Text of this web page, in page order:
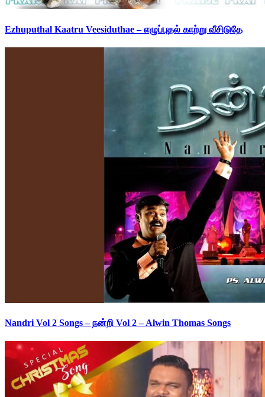
Ezhuputhal Kaatru Veesiduthae – எழுப்புதல் காற்று வீசிடுதே
Nandri Vol 2 Songs – நன்றி Vol 2 – Alwin Thomas Songs